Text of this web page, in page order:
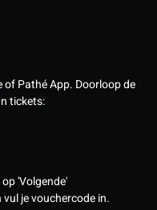
of Pathé App. Doorloop de
tickets:
'Volgende'
je vouchercode in.